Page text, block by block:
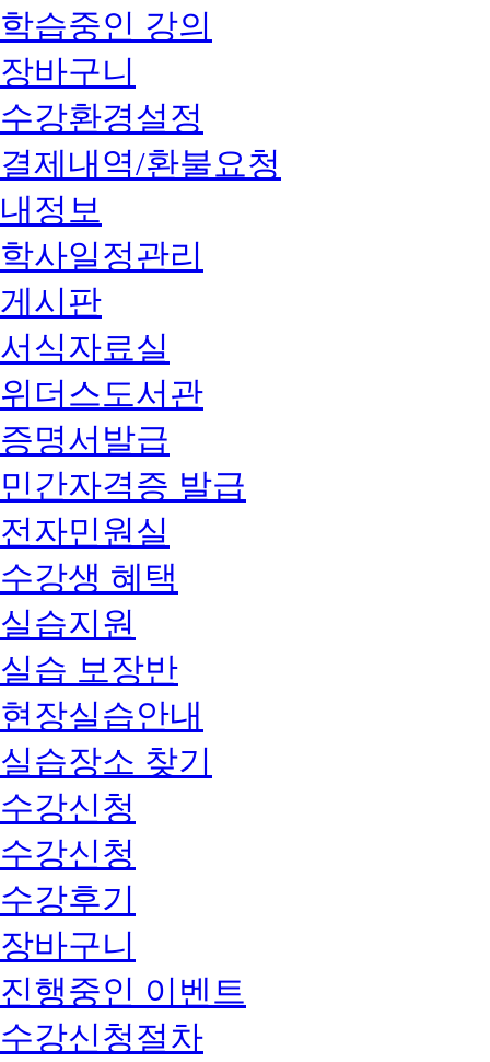
학습중인 강의
장바구니
수강환경설정
결제내역/환불요청
내정보
학사일정관리
게시판
서식자료실
위더스도서관
증명서발급
민간자격증 발급
전자민원실
수강생 혜택
실습지원
실습 보장반
현장실습안내
실습장소 찾기
수강신청
수강신청
수강후기
장바구니
진행중인 이벤트
수강신청절차